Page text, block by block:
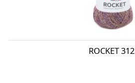
ROCKET 312